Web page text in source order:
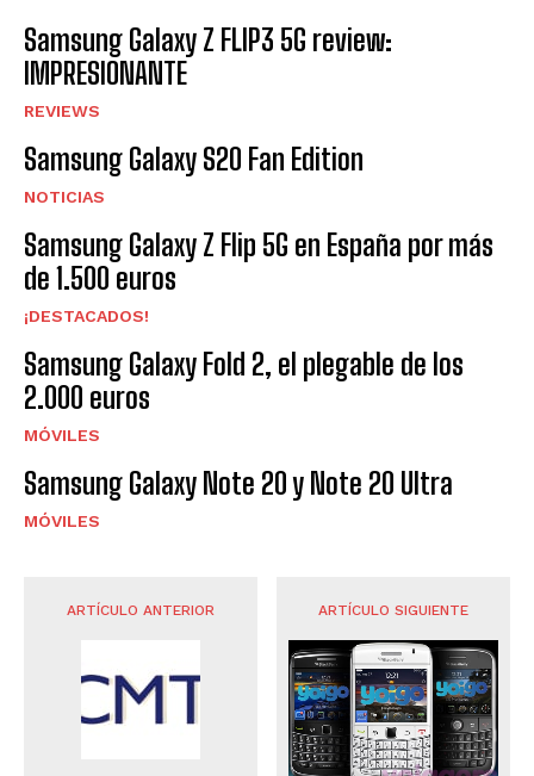
Samsung Galaxy Z FLIP3 5G review:
IMPRESIONANTE
REVIEWS
Samsung Galaxy S20 Fan Edition
NOTICIAS
Samsung Galaxy Z Flip 5G en España por más
de 1.500 euros
¡DESTACADOS!
Samsung Galaxy Fold 2, el plegable de los
2.000 euros
MÓVILES
Samsung Galaxy Note 20 y Note 20 Ultra
MÓVILES
ARTÍCULO ANTERIOR ARTÍCULO SIGUIENTE